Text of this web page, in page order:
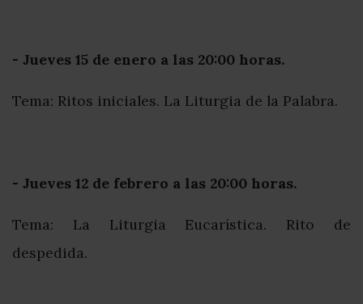
- Jueves 15 de enero a las 20:00 horas.
Tema: Ritos iniciales. La Liturgia de la Palabra.
- Jueves 12 de febrero a las 20:00 horas.
Tema: La Liturgia Eucarística. Rito de
despedida.